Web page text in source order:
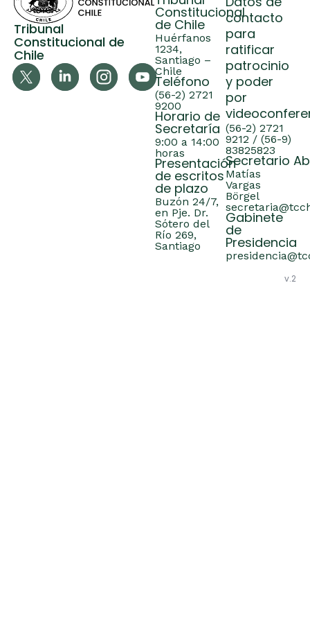
Tribunal
Constitucional de
Chile
Constitucional
de Chile
Huérfanos
1234,
Santiago –
Chile
Teléfono
(56-2) 2721
9200
Horario de
Secretaría
9:00 a 14:00
horas
Presentación
de escritos
de plazo
Buzón 24/7,
en Pje. Dr.
Sótero del
Río 269,
Santiago
contacto
para
ratificar
patrocinio
y poder
por
(56-2) 2721
9212 / (56-9)
83825823
Secretario
Matías
Vargas
Börgel
Gabinete
de
Presidencia
v.2